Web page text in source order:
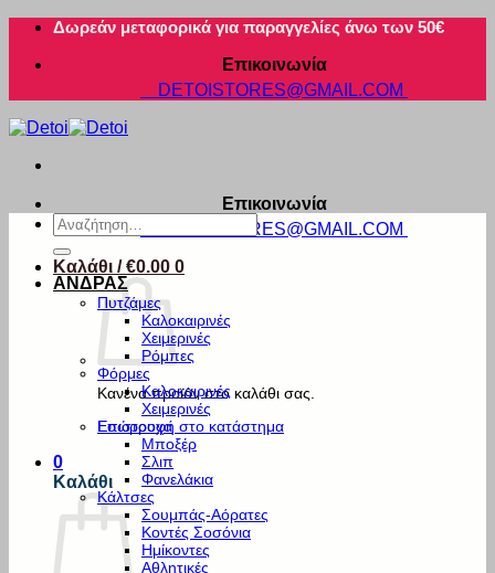
Μετάβαση
περιεχόμενο
Δωρεάν μεταφορικά για παραγγελίες άνω των 50€
Επικοινωνία
DETOISTORES@GMAIL.COM
Επικοινωνία
DETOISTORES@GMAIL.COM
Καλάθι /€0.00 0
Κανένα προϊόν στο καλάθι σας.
Επιστροφή στο κατάστημα
0
Καλάθι
Αναζήτηση
για:
ΑΝΔΡΑΣ
Πυτζάμες
Καλοκαιρινές
Χειμερινές
Ρόμπες
Φόρμες
Καλοκαιρινές
Χειμερινές
Εσώρουχα
Μποξέρ
Σλιπ
Φανελάκια
Κάλτσες
Σουμπάς-Αόρατες
Κοντές Σοσόνια
Ημίκοντες
Αθλητικές